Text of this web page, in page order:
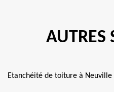
AUTRES
Etanchéité de toiture à Neuville